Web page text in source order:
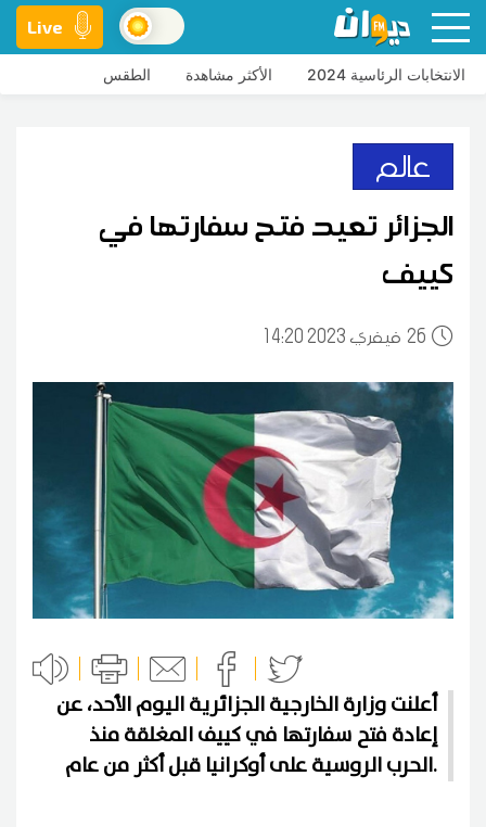
Live
الانتخابات الرئاسية 2024 الأكثر مشاهدة الطقس
عالم
الجزائر تعيد فتح سفارتها في
كييف
26 14:20 2023 فيفري
أعلنت وزارة الخارجية الجزائرية اليوم الأحد، عن
إعادة فتح سفارتها في كييف المغلقة منذ
الحرب الروسية على أوكرانيا قبل أكثر من عام.